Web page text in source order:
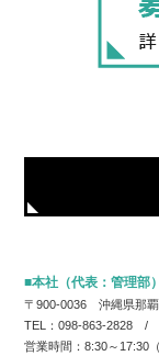
■本社（代表：管理部）
〒900-0036 沖縄県那
TEL：098-863-2828 /
営業時間：8:30～17:30